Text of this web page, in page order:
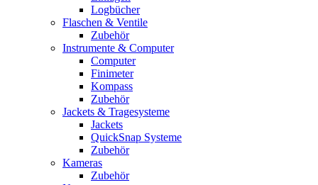
Logbücher
Flaschen & Ventile
Zubehör
Instrumente & Computer
Computer
Finimeter
Kompass
Zubehör
Jackets & Tragesysteme
Jackets
QuickSnap Systeme
Zubehör
Kameras
Zubehör